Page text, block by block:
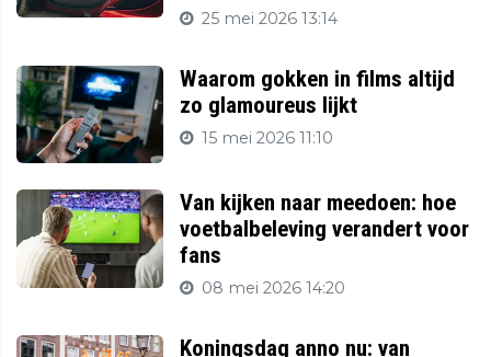
25 mei 2026 13:14
Waarom gokken in films altijd
zo glamoureus lijkt
15 mei 2026 11:10
Van kijken naar meedoen: hoe
voetbalbeleving verandert voor
fans
08 mei 2026 14:20
Koningsdag anno nu: van